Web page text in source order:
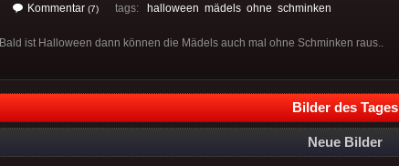
Kommentar (7) tags: halloween mädels ohne schminken
Bald ist Halloween dann können die Mädels auch mal ohne Schminken raus..
Bilder des Tages
Neue Bilder